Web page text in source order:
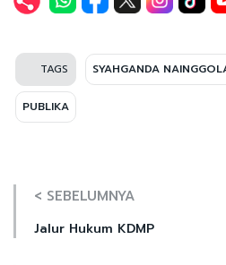
TAGS SYAHGANDA
PUBLIKA
< SEBELUMNYA
Jalur Hukum KDMP